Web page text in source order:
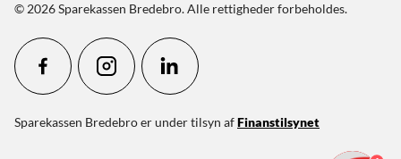
© 2026 Sparekassen Bredebro. Alle rettigheder forbeholdes.
Sparekassen Bredebro er under tilsyn afFinanstilsynet